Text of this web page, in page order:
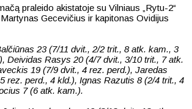
praleido akistatoje su Vilniaus „Rytu-2“
Gecevičius ir kapitonas Ovidijus
23 (7/11 dvit., 2/2 trit., 8 atk. kam., 3
Deividas Rasys 20 (4/7 dvit., 3/10 trit., 7 atk.
19 (7/9 dvit., 4 rez. perd.), Jaredas
rez. perd., 4 kld.), Ignas Razutis 8 (2/4 trit., 4
7 (6 atk. kam.).